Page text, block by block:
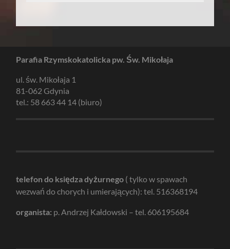
Parafia Rzymskokatolicka pw. Św. Mikołaja
ul. św. Mikołaja 1
81-062 Gdynia
tel.: 58 663 44 14 (biuro)
telefon do księdza dyżurnego ( tylko w spawach
wezwań do chorych i umierających): tel. 516368194
organista: p. Andrzej Kałdowski – tel. 606195684